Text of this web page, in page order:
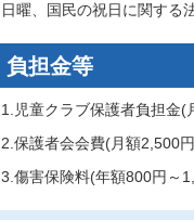
日曜、国民の祝日に関する
負担金等
1.児童クラブ保護者負担金(
2.保護者会会費(月額2,500
3.傷害保険料(年額800円～